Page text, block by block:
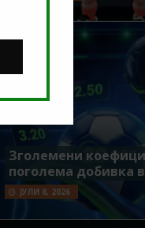
Зголемени
поголема добивка
ЈУЛИ 8, 2026